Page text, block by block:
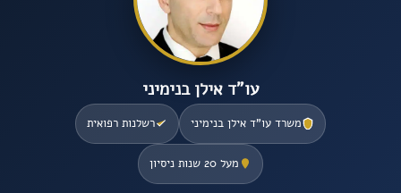
משרד עו”ד אילן בנימיני רשלנות רפואית
מעל 20 שנות ניסיון
עו”ד אילן בנימיני